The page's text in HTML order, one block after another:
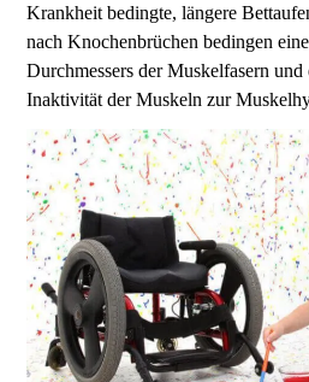
Krankheit bedingte, längere
nach Knochenbrüchen bedingen
Durchmessers der Muskelfasern
Inaktivität der Muskeln zur